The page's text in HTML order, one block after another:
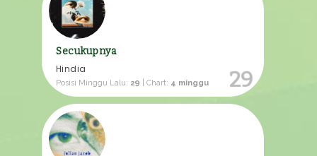
Secukupnya
Hindia
Posisi Minggu Lalu: 29 | Chart: 4 minggu 29